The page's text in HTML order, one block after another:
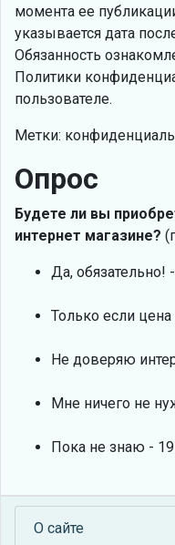
момента ее
указывается дата
Обязанность
Политики
пользователе.
Метки:
Опрос
Будете ли вы
интернет магазине?
Да, обязательно!
Только если
Не доверяю
Мне ничего не
Пока не знаю -
О сайте